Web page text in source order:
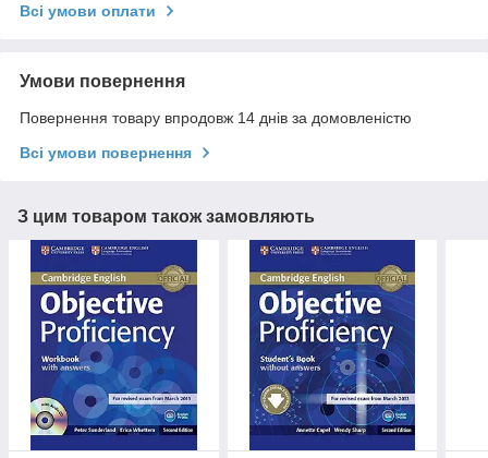
Всі умови оплати
Умови повернення
Повернення товару впродовж 14 днів за домовленістю
Всі умови повернення
З цим товаром також замовляють